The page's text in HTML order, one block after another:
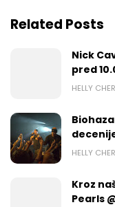
Related Posts
Nick
pred
HELLY
HELLY
Kroz
Pearls